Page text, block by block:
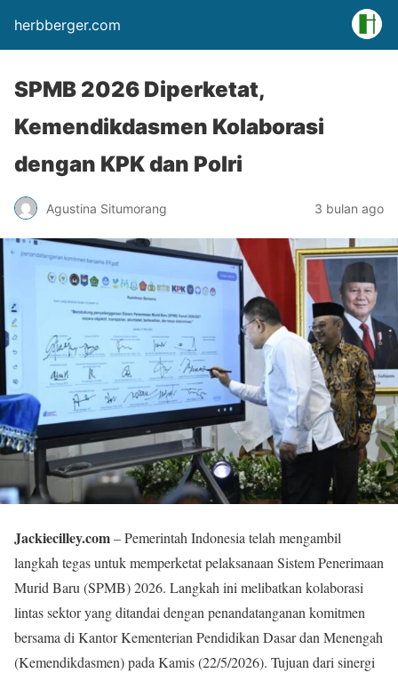
herbberger.com
SPMB 2026 Diperketat,
Kemendikdasmen Kolaborasi
dengan KPK dan Polri
Agustina Situmorang 3 bulan ago
Jackiecilley.com– Pemerintah Indonesia telah mengambil
langkah tegas untuk memperketat pelaksanaan Sistem Penerimaan
Murid Baru (SPMB) 2026. Langkah ini melibatkan kolaborasi
lintas sektor yang ditandai dengan penandatanganan komitmen
bersama di Kantor Kementerian Pendidikan Dasar dan Menengah
(Kemendikdasmen) pada Kamis (22/5/2026). Tujuan dari sinergi